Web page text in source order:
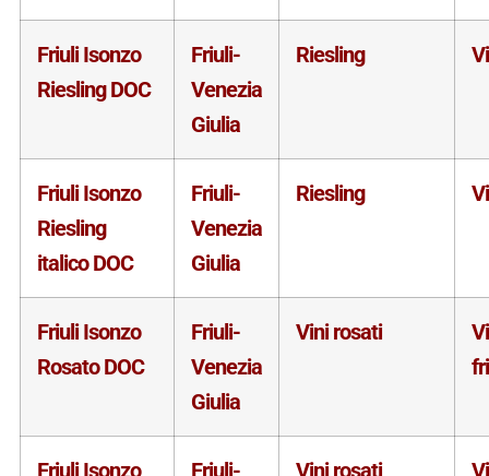
Friuli Isonzo
Riesling DOC
Friuli-
Venezia
Giulia
Riesling
Friuli Isonzo
Riesling
italico DOC
Friuli-
Venezia
Giulia
Riesling
Friuli Isonzo
Rosato DOC
Friuli-
Venezia
Giulia
Vini rosati
Friuli Isonzo Friuli- Vini rosati